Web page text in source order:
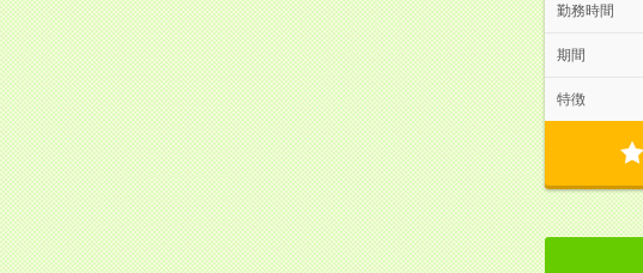
勤務時間
期間
特徴